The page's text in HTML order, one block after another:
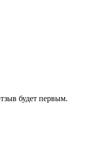
будет первым.